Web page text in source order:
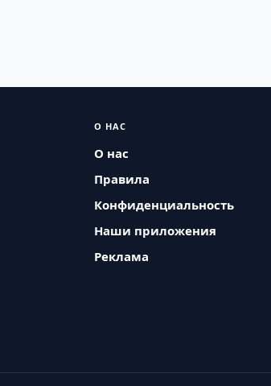
О НАС
О нас
Правила
Конфиденциальность
Наши приложения
Реклама